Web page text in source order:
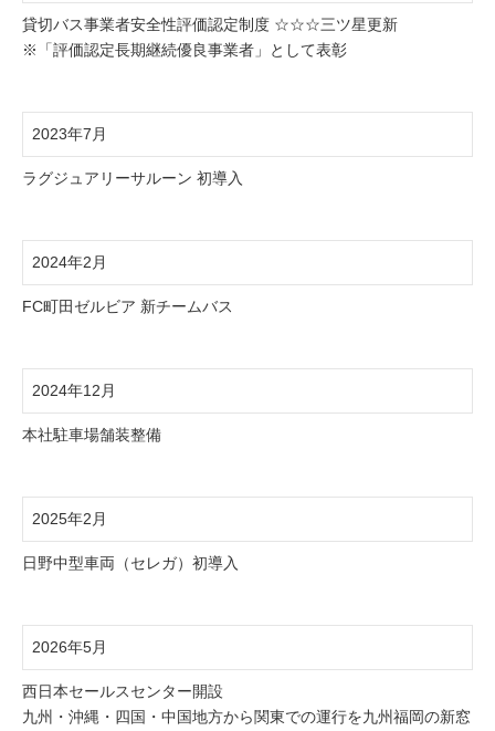
貸切バス事業者安全性評価認定制度 ☆☆☆三ツ星更新
※「評価認定長期継続優良事業者」として表彰
2023年7月
ラグジュアリーサルーン 初導入
2024年2月
FC町田ゼルビア 新チームバス
2024年12月
本社駐車場舗装整備
2025年2月
日野中型車両（セレガ）初導入
2026年5月
西日本セールスセンター開設
九州・沖縄・四国・中国地方から関東での運行を九州福岡の新窓